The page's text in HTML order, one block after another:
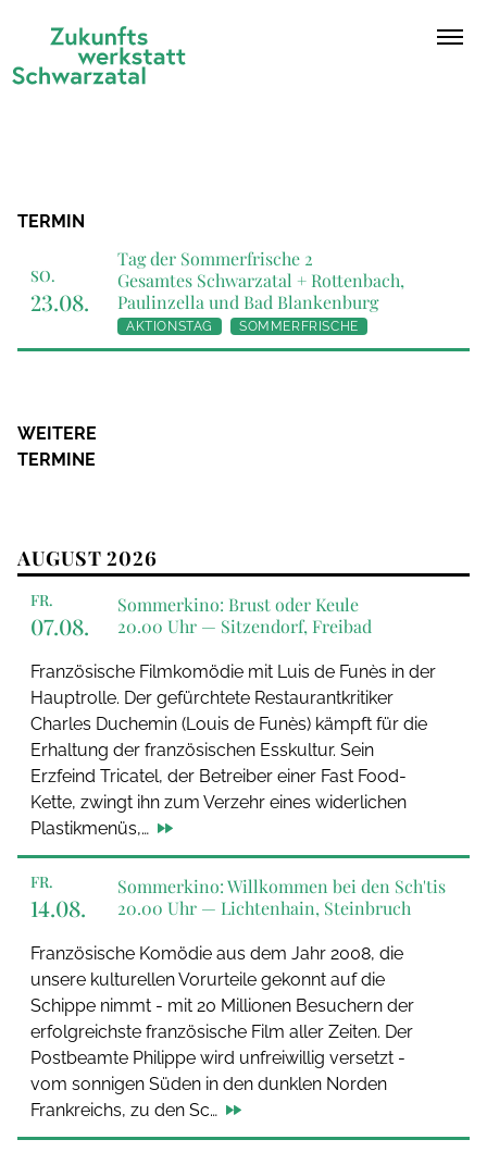
TERMIN
SO.
23.08.
Tag der Sommerfrische 2
Gesamtes Schwarzatal + Rottenbach,
Paulinzella und Bad Blankenburg
AKTIONSTAG SOMMERFRISCHE
WEITERE
TERMINE
AUGUST 2026
FR.
07.08.
Sommerkino: Brust oder Keule
20.00 Uhr — Sitzendorf, Freibad
Französische Filmkomödie mit Luis de Funès in der
Hauptrolle. Der gefürchtete Restaurantkritiker
Charles Duchemin (Louis de Funès) kämpft für die
Erhaltung der französischen Esskultur. Sein
Erzfeind Tricatel, der Betreiber einer Fast Food-
Kette, zwingt ihn zum Verzehr eines widerlichen
Plastikmenüs,…
FR.
14.08.
Sommerkino: Willkommen bei den Sch'tis
20.00 Uhr — Lichtenhain, Steinbruch
Französische Komödie aus dem Jahr 2008, die
unsere kulturellen Vorurteile gekonnt auf die
Schippe nimmt - mit 20 Millionen Besuchern der
erfolgreichste französische Film aller Zeiten. Der
Postbeamte Philippe wird unfreiwillig versetzt -
vom sonnigen Süden in den dunklen Norden
Frankreichs, zu den Sc…